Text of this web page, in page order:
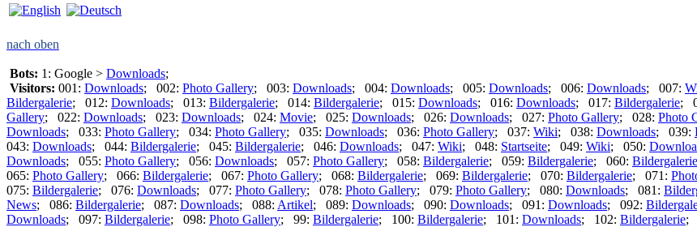
nach oben
Bots: 1: Google > Downloads;
Visitors: 001: Downloads; 002: Photo Gallery; 003: Downloads; 004: Downloads; 005: Downloads; 006: Downloads; 007:
Bildergalerie; 012: Downloads; 013: Bildergalerie; 014: Bildergalerie; 015: Downloads; 016: Downloads; 017: Bildergalerie;
Gallery; 022: Downloads; 023: Downloads; 024: Movie; 025: Downloads; 026: Downloads; 027: Photo Gallery; 028: Photo
Downloads; 033: Photo Gallery; 034: Photo Gallery; 035: Downloads; 036: Photo Gallery; 037: Wiki; 038: Downloads; 039:
043: Downloads; 044: Bildergalerie; 045: Bildergalerie; 046: Downloads; 047: Wiki; 048: Startseite; 049: Wiki; 050:
Downloads; 055: Photo Gallery; 056: Downloads; 057: Photo Gallery; 058: Bildergalerie; 059: Bildergalerie; 060: Bildergalerie
065: Photo Gallery; 066: Bildergalerie; 067: Photo Gallery; 068: Bildergalerie; 069: Bildergalerie; 070: Bildergalerie; 071:
075: Bildergalerie; 076: Downloads; 077: Photo Gallery; 078: Photo Gallery; 079: Photo Gallery; 080: Downloads; 081:
News; 086: Bildergalerie; 087: Downloads; 088: Artikel; 089: Downloads; 090: Downloads; 091: Downloads; 092:
Downloads; 097: Bildergalerie; 098: Photo Gallery; 99: Bildergalerie; 100: Bildergalerie; 101: Downloads; 102: Bildergalerie;